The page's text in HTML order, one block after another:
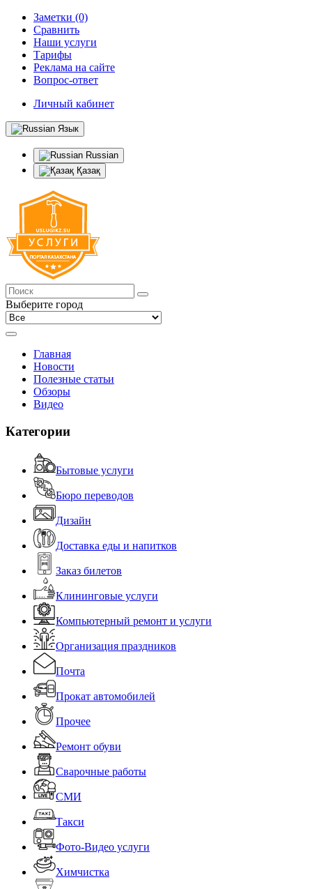
Заметки (0)
Сравнить
Наши услуги
Тарифы
Реклама на сайте
Вопрос-ответ
Личный кабинет
Язык
Russian
Қазақ
Выберите город
Главная
Новости
Полезные статьи
Обзоры
Видео
Категории
Бытовые услуги
Бюро переводов
Дизайн
Доставка еды и напитков
Заказ билетов
Клининговые услуги
Компьютерный ремонт и услуги
Организация праздников
Почта
Прокат автомобилей
Прочее
Ремонт обуви
Сварочные работы
СМИ
Такси
Фото-Видео услуги
Химчистка